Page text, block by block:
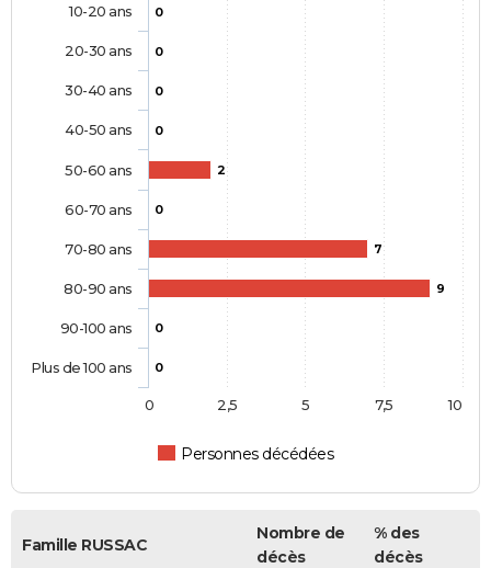
0
0
0
0
2
0
7
9
0
0
Personnes décédées
10-20 ans
20-30 ans
30-40 ans
40-50 ans
50-60 ans
60-70 ans
70-80 ans
80-90 ans
90-100 ans
Plus de 100 ans
0 10
2,5 5 7,5
Famille RUSSAC
Nombre de
décès
% des
décès